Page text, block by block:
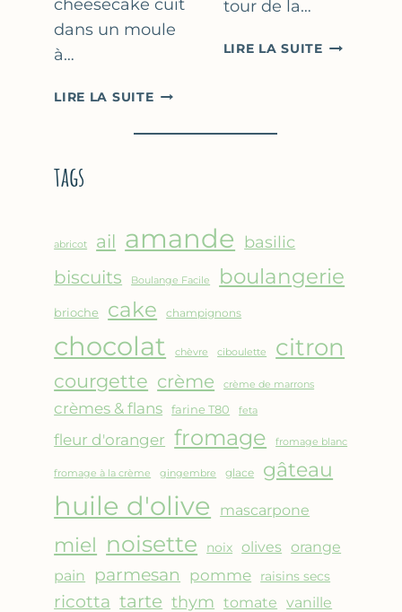
cheesecake cuit
dans un moule
à…
LIRE LA SUITETERRINE
YAOURT
&
ROUGES
tour de la…
LIRE LA SUITEASPERGES
tags
abricot ail amande basilic
biscuits Boulange Facile boulangerie
brioche cake champignons
chocolat chèvre ciboulette citron
courgette crème crème de marrons
crèmes & flans farine T80 feta
fleur d'oranger fromage fromage blanc
fromage à la crème gingembre glace gâteau
huile d'olive mascarpone
miel noisette noix olives orange
pain
parmesan pomme raisins secs
ricotta tarte thym tomate vanille